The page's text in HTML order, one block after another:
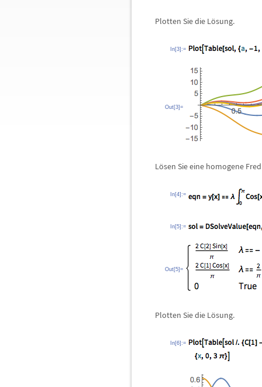
Plotten Sie die Lösung.
In[3]:=
Out[3]=
Lösen Sie eine homogene
In[4]:=
In[5]:=
Out[5]=
Plotten Sie die Lösung.
In[6]:=